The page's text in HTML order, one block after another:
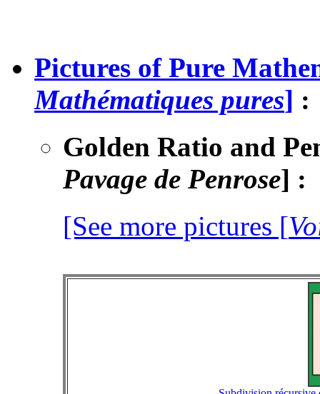
Pictures of Pure
Mathématiques pures] :
Golden Ratio and
Pavage de Penrose] :
[See more pictures [